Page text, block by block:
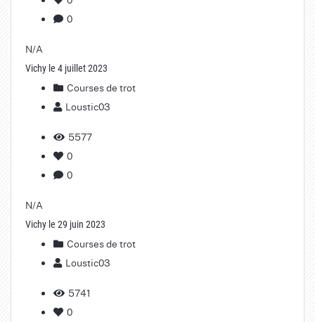
0
N/A
Vichy le 4 juillet 2023
Courses de trot
Loustic03
5577
0
0
N/A
Vichy le 29 juin 2023
Courses de trot
Loustic03
5741
0